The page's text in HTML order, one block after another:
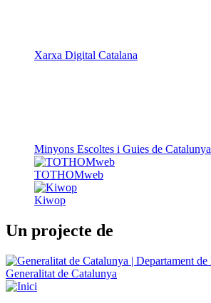
Xarxa Digital Catalana
Minyons Escoltes i Guies de Catalunya
TOTHOMweb
Kiwop
Un projecte de
Generalitat de Catalunya